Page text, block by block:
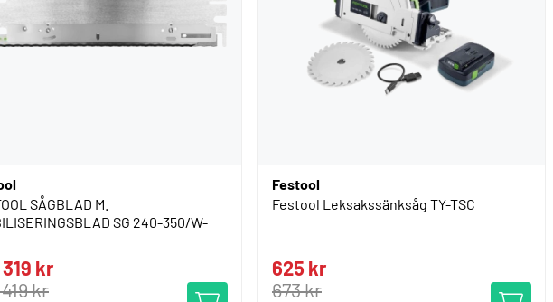
SÅGBLAD M.
SG 240-350/W-
kr
kr
Festool
Festool Leksakssänksåg TY-TSC
625 kr
673 kr